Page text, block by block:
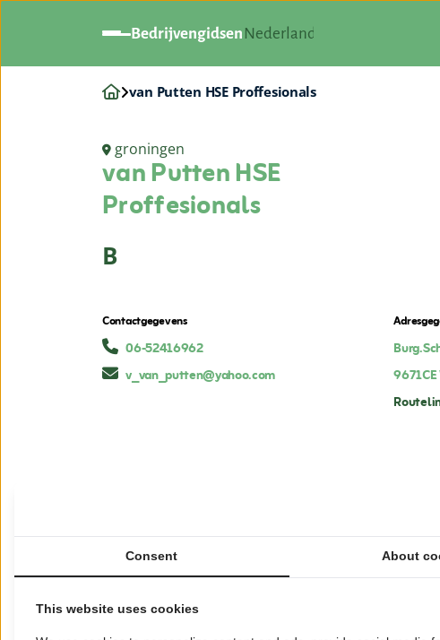
Bedrijvengidsen Nederland
van Putten HSE Proffesionals
groningen
van Putten HSE
Proffesionals
B
Contactgegevens
06-52416962
v_van_putten@yahoo.com
9671CE
HSE Werk bij (Petro)chemie en (scheeps)bouw.
Consent About
This website uses cookies